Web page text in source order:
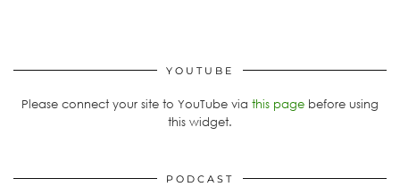
YOUTUBE
Please connect your site to YouTube via this page before using
this widget.
PODCAST